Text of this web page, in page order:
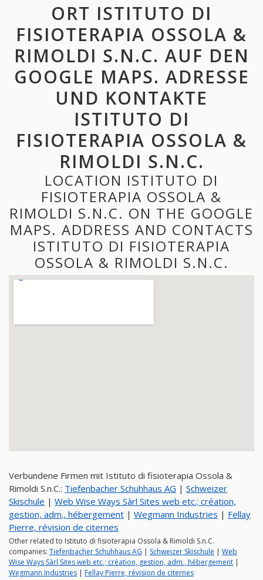
ORT ISTITUTO DI
FISIOTERAPIA OSSOLA &
RIMOLDI S.N.C. AUF DEN
GOOGLE MAPS. ADRESSE
UND KONTAKTE
ISTITUTO DI
FISIOTERAPIA OSSOLA &
RIMOLDI S.N.C.
LOCATION ISTITUTO DI
FISIOTERAPIA OSSOLA &
RIMOLDI S.N.C. ON THE GOOGLE
MAPS. ADDRESS AND CONTACTS
ISTITUTO DI FISIOTERAPIA
OSSOLA & RIMOLDI S.N.C.
Verbundene Firmen mit Istituto di fisioterapia Ossola &
Rimoldi S.n.C.: Tiefenbacher Schuhhaus AG | Schweizer
Skischule | Web Wise Ways Sàrl Sites web etc.; création,
gestion, adm., hébergement | Wegmann Industries | Fellay
Pierre, révision de citernes
Other related to Istituto di fisioterapia Ossola & Rimoldi S.n.C.
companies: Tiefenbacher Schuhhaus AG | Schweizer Skischule | Web
Wise Ways Sàrl Sites web etc.; création, gestion, adm., hébergement |
Wegmann Industries | Fellay Pierre, révision de citernes